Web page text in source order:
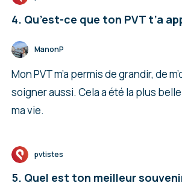
4. Qu’est-ce que ton PVT t’a
ManonP
Mon PVT m’a permis de grandir, de
soigner aussi. Cela a été la plus
ma vie.
pvtistes
5. Quel est ton meilleur